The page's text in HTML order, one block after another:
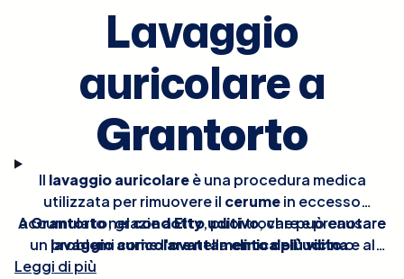
Lavaggio
auricolare a
Grantorto
Il lavaggio auricolareè una procedura medica
utilizzata per rimuovere il cerumein eccesso
accumulato nelcondotto uditivo, che può causare
problemi come l'ovattamento dell'uditoo
infezioni. Durante il lavaggio, un medico utilizza una
AGrantorto, grazie aElty, puoi trovare e prenotare
un lavaggio auricolarenellaclinica più vicinae al
miglior prezzo
Leggi di più